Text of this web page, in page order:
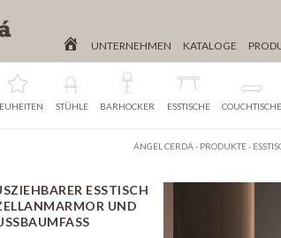
UNTERNEHMEN KATALOGE
STÜHLE BARHOCKER ESSTISCHE COUCHTISCHE
ÁNGEL CERDÁ - PRODUKTE-
ESSTISCH
UND